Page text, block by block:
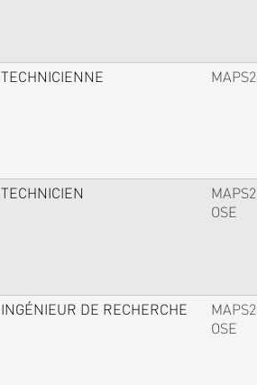
TECHNICIENNE MAPS2
TECHNICIEN
MAPS2
OSE
INGÉNIEUR DE RECHERCHE
MAPS2
OSE